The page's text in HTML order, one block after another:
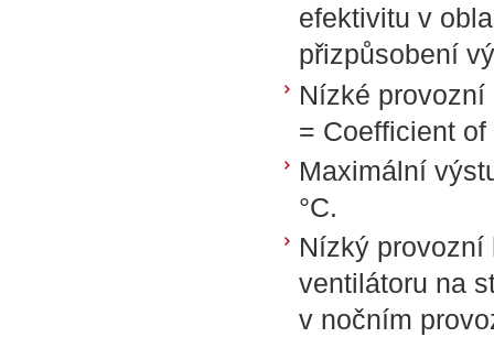
efektivitu v
přizpůsobení
Nízké
= Coefficient
Maximální
°C.
Nízký
ventilátoru na
v nočním